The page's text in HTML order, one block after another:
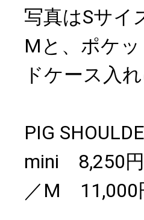
写真はSサイ
Mと、ポケ
ドケース入
PIG
mini 8,250
／M 11,000